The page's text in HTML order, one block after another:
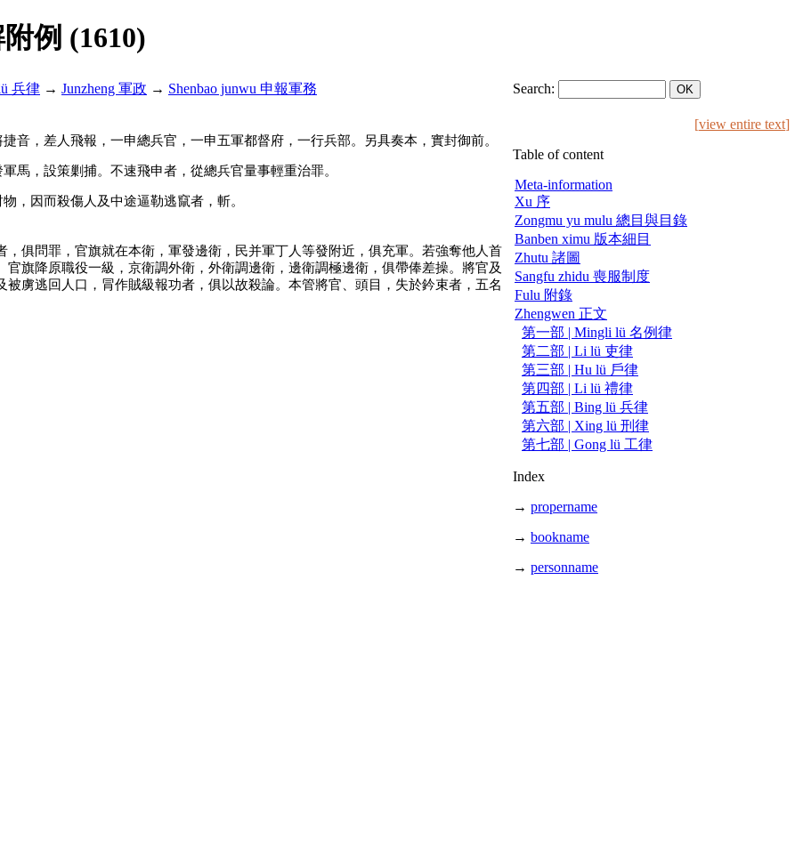
例 (1610)
兵律 → Junzheng 軍政 → Shenbao junwu 申報軍務 Search:
音，差人飛報，一申總兵官，一申五軍都督府，一行兵部。另具奏本，實封御前。
馬，設策剿捕。不速飛申者，從總兵官量事輕重治罪。
，因而殺傷人及中途逼勒逃竄者，斬。
俱問罪，官旗就在本衛，軍發邊衛，民并軍丁人等發附近，俱充軍。若強奪他人首
旗降原職役一級，京衛調外衛，外衛調邊衛，邊衛調極邊衛，俱帶俸差操。將官及
虜逃回人口，冐作賊級報功者，俱以故殺論。本管將官、頭目，失於鈐束者，五名
[view entire text]
Table of content
Meta-information
Xu 序
Zongmu yu mulu 總目與目錄
Banben ximu 版本細目
Zhutu 諸圖
Sangfu zhidu 喪服制度
Fulu 附錄
Zhengwen 正文
第一部 | Mingli lü 名例律
第二部 | Li lü 吏律
第三部 | Hu lü 戶律
第四部 | Li lü 禮律
第五部 | Bing lü 兵律
第六部 | Xing lü 刑律
第七部 | Gong lü 工律
Index
→ propername
→ bookname
→ personname